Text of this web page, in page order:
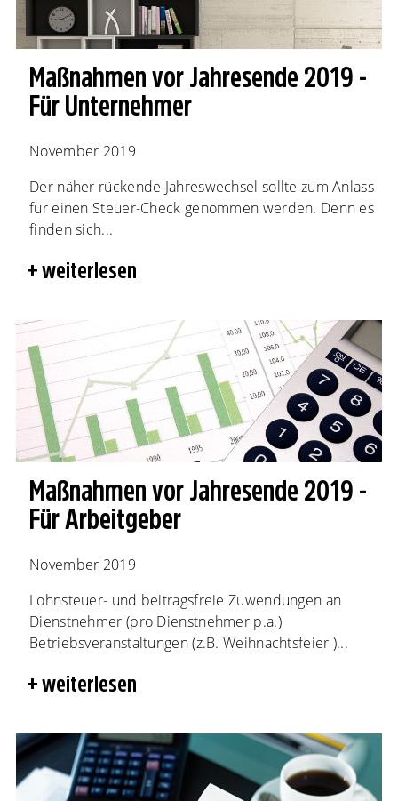
Maßnahmen vor Jahresende 2019 -
Für Unternehmer
November 2019
Der näher rückende Jahreswechsel sollte zum Anlass
für einen Steuer-Check genommen werden. Denn es
finden sich...
weiterlesen
Maßnahmen vor Jahresende 2019 -
Für Arbeitgeber
November 2019
Lohnsteuer- und beitragsfreie Zuwendungen an
Dienstnehmer (pro Dienstnehmer p.a.)
Betriebsveranstaltungen (z.B. Weihnachtsfeier )...
weiterlesen